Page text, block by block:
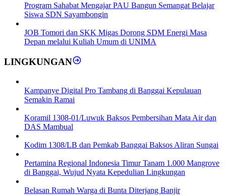
Program Sahabat Mengajar PAU Bangun Semangat Belajar
Siswa SDN Sayambongin
JOB Tomori dan SKK Migas Dorong SDM Energi Masa
Depan melalui Kuliah Umum di UNIMA
LINGKUNGAN
Kampanye Digital Pro Tambang di Banggai Kepulauan
Semakin Ramai
Koramil 1308-01/Luwuk Baksos Pembersihan Mata Air dan
DAS Mambual
Kodim 1308/LB dan Pemkab Banggai Baksos Aliran Sungai
Pertamina Regional Indonesia Timur Tanam 1.000 Mangrove
di Banggai, Wujud Nyata Kepedulian Lingkungan
Belasan Rumah Warga di Bunta Diterjang Banjir